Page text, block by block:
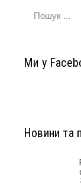
Ми у
Новини та